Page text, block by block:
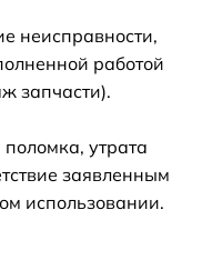
неисправности,
работой
запчасти).
утрата
заявленным
использовании.